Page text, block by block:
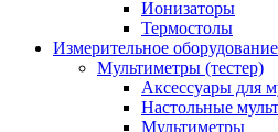
Ионизаторы
Термостолы
Измерительное оборудование
Мультиметры (тестер)
Аксессуары для
Настольные
Мультиметры